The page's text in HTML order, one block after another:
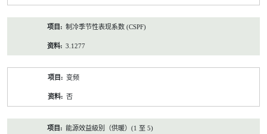
制冷季节性表现系数 (CSPF)
3.1277
变频
否
能源效益級別（供暖）(1 至 5)